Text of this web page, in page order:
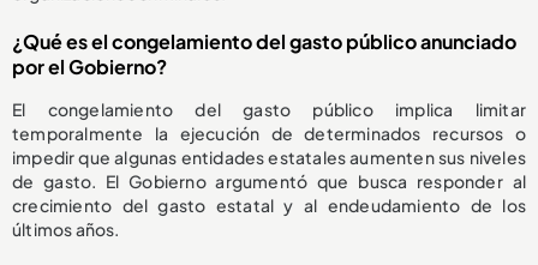
¿Qué es el congelamiento del gasto público anunciado
por el Gobierno?
El congelamiento del gasto público implica limitar
temporalmente la ejecución de determinados recursos o
impedir que algunas entidades estatales aumenten sus niveles
de gasto. El Gobierno argumentó que busca responder al
crecimiento del gasto estatal y al endeudamiento de los
últimos años.